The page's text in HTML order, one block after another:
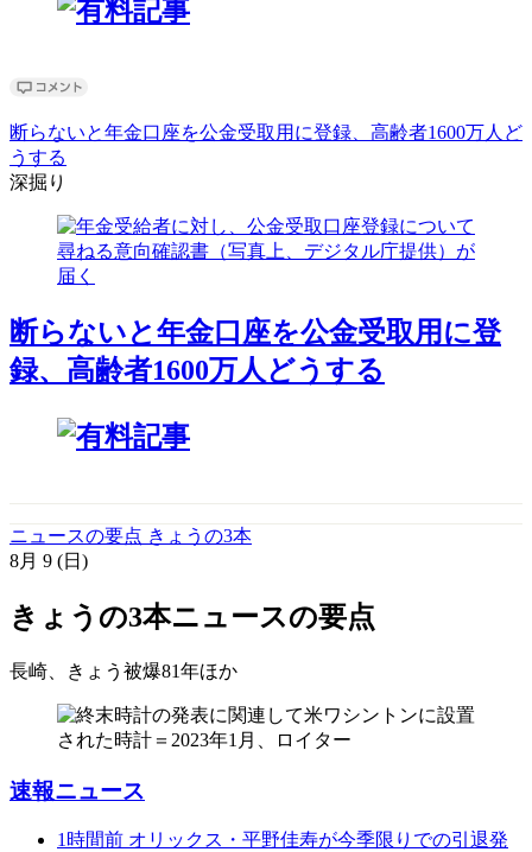
断らないと年金口座を公金受取用に登録、高齢者1600万人ど
うする
深掘り
断らないと年金口座を公金受取用に登
録、高齢者1600万人どうする
ニュースの要点 きょうの3本
8月 9 (日)
きょうの3本ニュースの要点
長崎、きょう被爆81年ほか
速報ニュース
1時間前 オリックス・平野佳寿が今季限りでの引退発